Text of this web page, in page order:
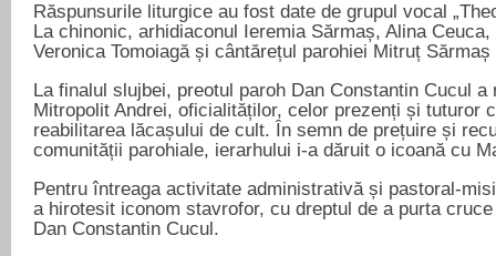
Răspunsurile liturgice au fost date de grupul vocal
La chinonic, arhidiaconul Ieremia Sărmaș, Alina
Veronica Tomoiagă și cântărețul parohiei Mitruț
La finalul slujbei, preotul paroh Dan Constantin Cucul a
Mitropolit Andrei, oficialităților, celor prezenți și tuturor
reabilitarea lăcașului de cult. În semn de prețuire și
comunității parohiale, ierarhului i-a dăruit o icoană cu
Pentru întreaga activitate administrativă și pastoral-
a hirotesit iconom stavrofor, cu dreptul de a purta
Dan Constantin Cucul.